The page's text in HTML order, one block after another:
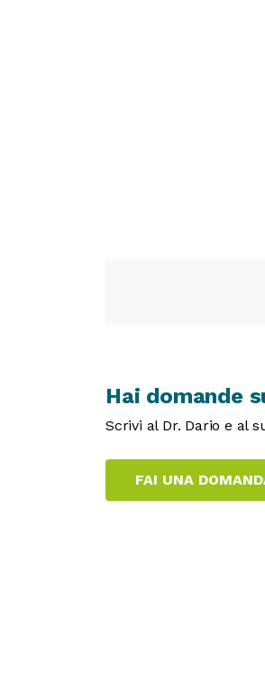
Hai domande
Scrivi al Dr. Dario e al